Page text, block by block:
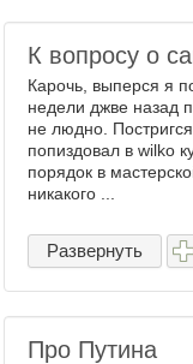
К вопросу о
Карочь, выперся я
недели джве назад
не людно.
попиздовал в wilko
порядок в
никакого ...
Развернуть
Про Путина